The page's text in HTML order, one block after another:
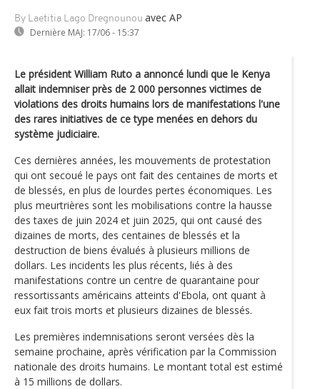
By Laetitia Lago Dregnounou avec AP
Dernière MAJ: 17/06 - 15:37
Le président William Ruto a annoncé lundi que le Kenya
allait indemniser près de 2 000 personnes victimes de
violations des droits humains lors de manifestations l'une
des rares initiatives de ce type menées en dehors du
système judiciaire.
Ces dernières années, les mouvements de protestation
qui ont secoué le pays ont fait des centaines de morts et
de blessés, en plus de lourdes pertes économiques. Les
plus meurtrières sont les mobilisations contre la hausse
des taxes de juin 2024 et juin 2025, qui ont causé des
dizaines de morts, des centaines de blessés et la
destruction de biens évalués à plusieurs millions de
dollars. Les incidents les plus récents, liés à des
manifestations contre un centre de quarantaine pour
ressortissants américains atteints d'Ebola, ont quant à
eux fait trois morts et plusieurs dizaines de blessés.
Les premières indemnisations seront versées dès la
semaine prochaine, après vérification par la Commission
nationale des droits humains. Le montant total est estimé
à 15 millions de dollars.